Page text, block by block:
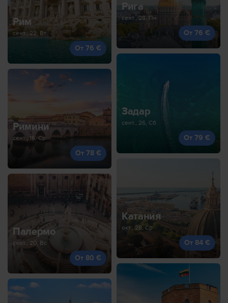
Рим
сент., 22, Вт
От 76 €
Рига
сент., 28, Пн
От 76 €
Римини
сент., 16, Ср
От 78 €
Задар
сент., 26, Сб
От 79 €
Палермо
сент., 20, Вс
От 80 €
Катания
окт., 28, Ср
От 84 €